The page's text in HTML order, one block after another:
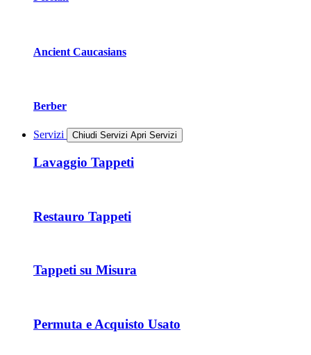
Ancient Caucasians
Berber
Servizi Chiudi Servizi Apri Servizi
Lavaggio Tappeti
Restauro Tappeti
Tappeti su Misura
Permuta e Acquisto Usato